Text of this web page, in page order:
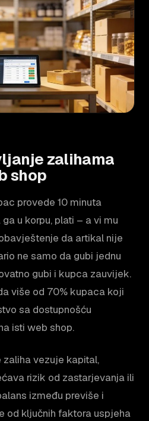
zalihama
shop
provede 10 minuta
u korpu, plati – a vi mu
da artikal nije
ne samo da gubi jednu
gubi i kupca zauvijek.
više od 70% kupaca koji
sa dostupnošću
isti web shop.
zaliha vezuje kapital,
rizik od zastarjevanja ili
između previše i
od ključnih faktora uspjeha